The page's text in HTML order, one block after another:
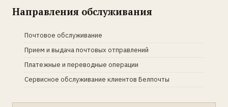
Направления обслуживания
Почтовое обслуживание
Прием и выдача почтовых отправлений
Платежные и переводные операции
Сервисное обслуживание клиентов Белпочты